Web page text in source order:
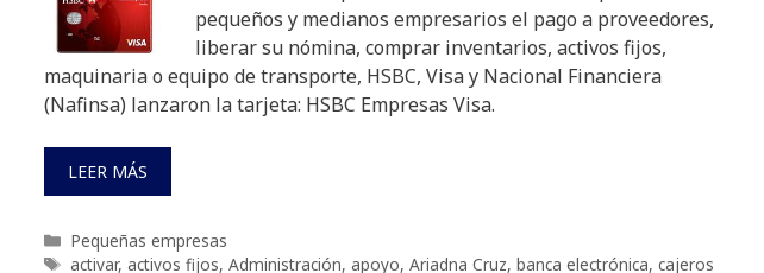
pequeños y medianos empresarios el pago a proveedores,
liberar su nómina, comprar inventarios, activos fijos,
maquinaria o equipo de transporte, HSBC, Visa y Nacional Financiera
(Nafinsa) lanzaron la tarjeta: HSBC Empresas Visa.
LEER MÁS
Categorías
Pequeñas empresas
Etiquetas
activar, activos fijos, Administración, apoyo, Ariadna Cruz, banca electrónica, cajeros